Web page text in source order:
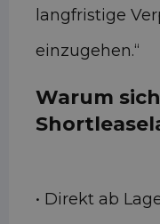
langfristige
einzugehen.“
Warum
• Direkt ab